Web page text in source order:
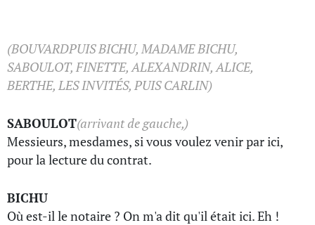
(BOUVARDPUIS BICHU, MADAME BICHU,
SABOULOT, FINETTE, ALEXANDRIN, ALICE,
BERTHE, LES INVITÉS, PUIS CARLIN)
SABOULOT(arrivant de gauche,)
Messieurs, mesdames, si vous voulez venir par ici,
pour la lecture du contrat.
BICHU
Où est-il le notaire ? On m'a dit qu'il était ici. Eh !